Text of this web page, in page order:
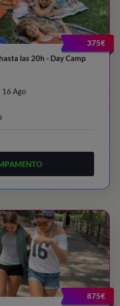
375€
las 20h - Day Camp
16 Ago
875€